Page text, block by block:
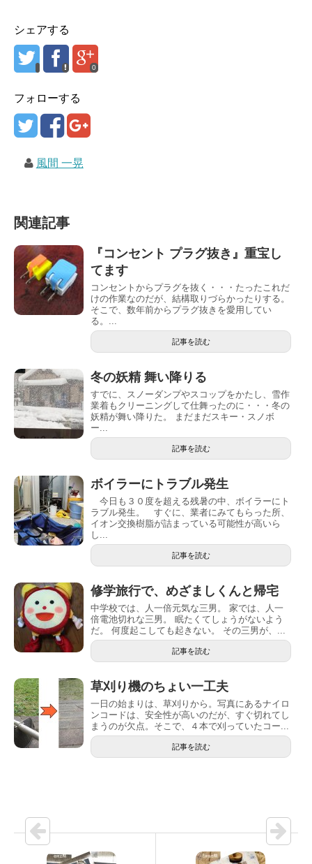
シェアする
0
フォローする
風間 一晃
関連記事
『コンセント プラグ抜き』重宝し
てます
コンセントからプラグを抜く・・・たったこれだ
けの作業なのだが、結構取りづらかったりする。
そこで、数年前からプラグ抜きを愛用してい
る。...
記事を読む
冬の妖精 舞い降りる
すでに、スノーダンプやスコップをかたし、雪作
業着もクリーニングして仕舞ったのに・・・冬の
妖精が舞い降りた。 まだまだスキー・スノボ
ー...
記事を読む
ボイラーにトラブル発生
今日も３０度を超える残暑の中、ボイラーにト
ラブル発生。 すぐに、業者にみてもらった所、
イオン交換樹脂が詰まっている可能性が高いら
し...
記事を読む
修学旅行で、めざましくんと帰宅
中学校では、人一倍元気な三男。 家では、人一
倍電池切れな三男。 眠たくてしょうがないよう
だ。 何度起こしても起きない。 その三男が、...
記事を読む
草刈り機のちょい一工夫
一日の始まりは、草刈りから。写真にあるナイロ
ンコードは、安全性が高いのだが、すぐ切れてし
まうのが欠点。そこで、４本で刈っていたコー...
記事を読む